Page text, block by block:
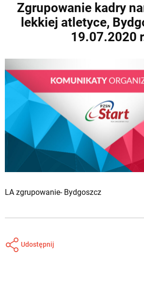
Zgrupowanie kadry
lekkiej atletyce,
19.07.2020
LA zgrupowanie- Bydgoszcz
Udostępnij